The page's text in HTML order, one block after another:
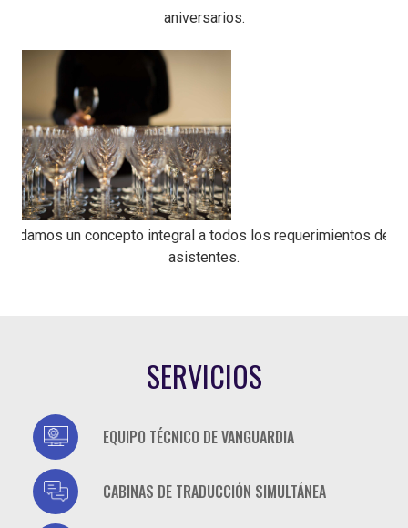
aniversarios.
un concepto integral a todos los requerimientos de
asistentes.
SERVICIOS
casino EQUIPO TÉCNICO DE VANGUARDIA
casino CABINAS DE TRADUCCIÓN SIMULTÁNEA